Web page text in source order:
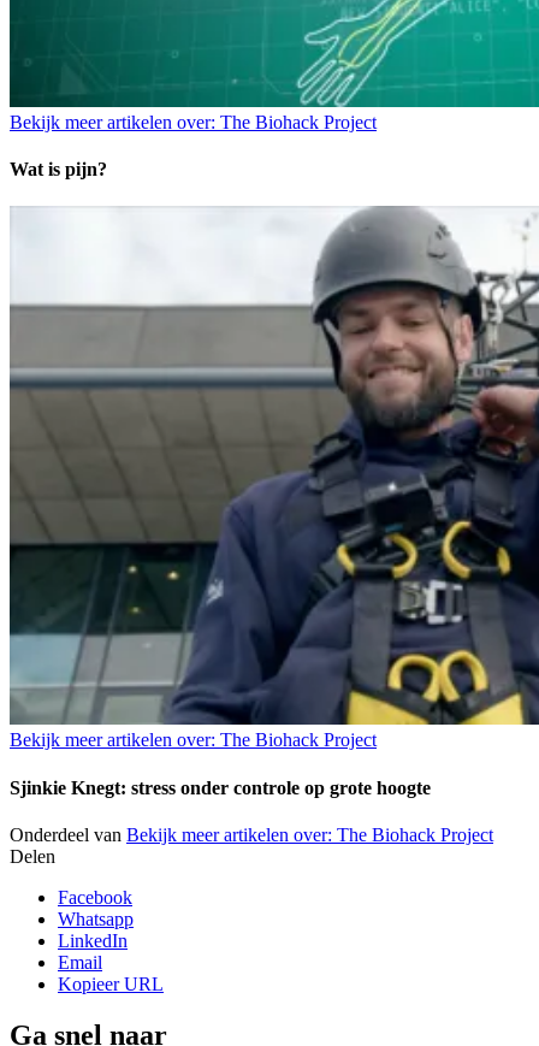
Bekijk meer artikelen over: The Biohack Project
Wat is pijn?
Bekijk meer artikelen over: The Biohack Project
Sjinkie Knegt: stress onder controle op grote hoogte
Onderdeel van Bekijk meer artikelen over: The Biohack Project
Delen
Facebook
Whatsapp
LinkedIn
Email
Kopieer URL
Ga snel naar